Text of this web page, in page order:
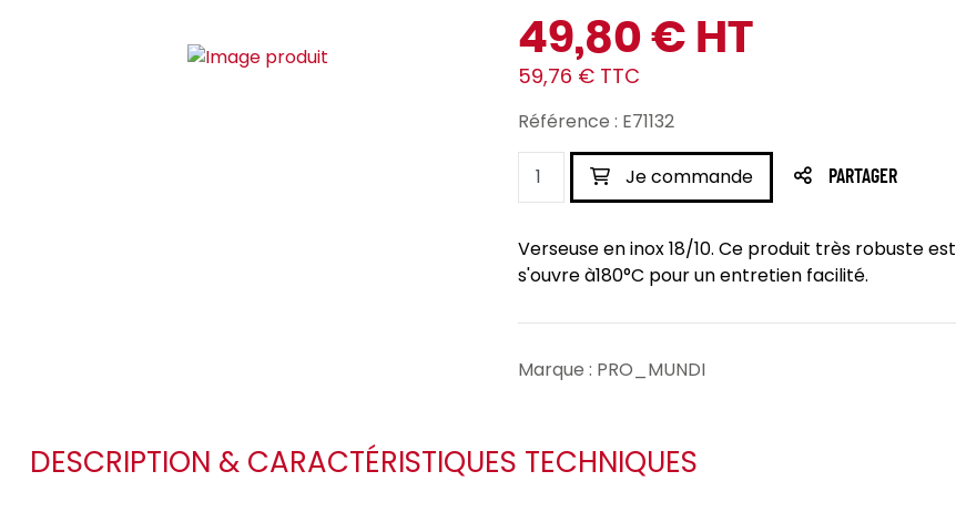
49,80 € HT
59,76 € TTC
Référence : E71132
Je commande PARTAGER
Verseuse en inox 18/10. Ce produit très robuste
s'ouvre à180°C pour un entretien facilité.
Marque : PRO_MUNDI
DESCRIPTION & CARACTÉRISTIQUES TECHNIQUES